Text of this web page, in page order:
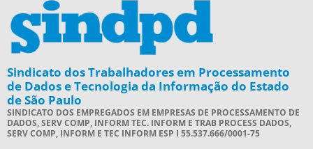
Sindicato dos Trabalhadores em Processamento
de Dados e Tecnologia da Informação do Estado
de São Paulo
SINDICATO DOS EMPREGADOS EM EMPRESAS DE PROCESSAMENTO DE
DADOS, SERV COMP, INFORM TEC. INFORM E TRAB PROCESS DADOS,
SERV COMP, INFORM E TEC INFORM ESP I 55.537.666/0001-75